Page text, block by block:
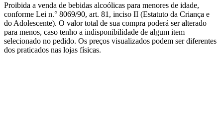
Proibida a venda de bebidas alcoólicas para menores de idade,
conforme Lei n.° 8069/90, art. 81, inciso II (Estatuto da Criança e
do Adolescente). O valor total de sua compra poderá ser alterado
para menos, caso tenho a indisponibilidade de algum item
selecionado no pedido. Os preços visualizados podem ser diferentes
dos praticados nas lojas físicas.